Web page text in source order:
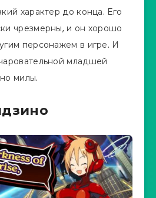
характер до конца. Его
чрезмерны, и он хорошо
персонажем в игре. И
младшей
милы.